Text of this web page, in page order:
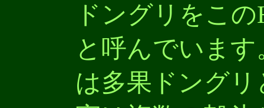
ドングリをこ
と呼んでいま
は多果ドング